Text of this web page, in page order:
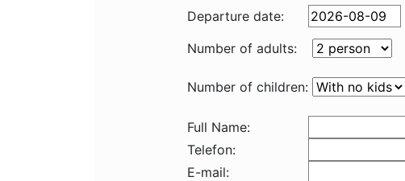
Departure date:
Number of adults:
Number of children:
Full Name:
Telefon:
E-mail: